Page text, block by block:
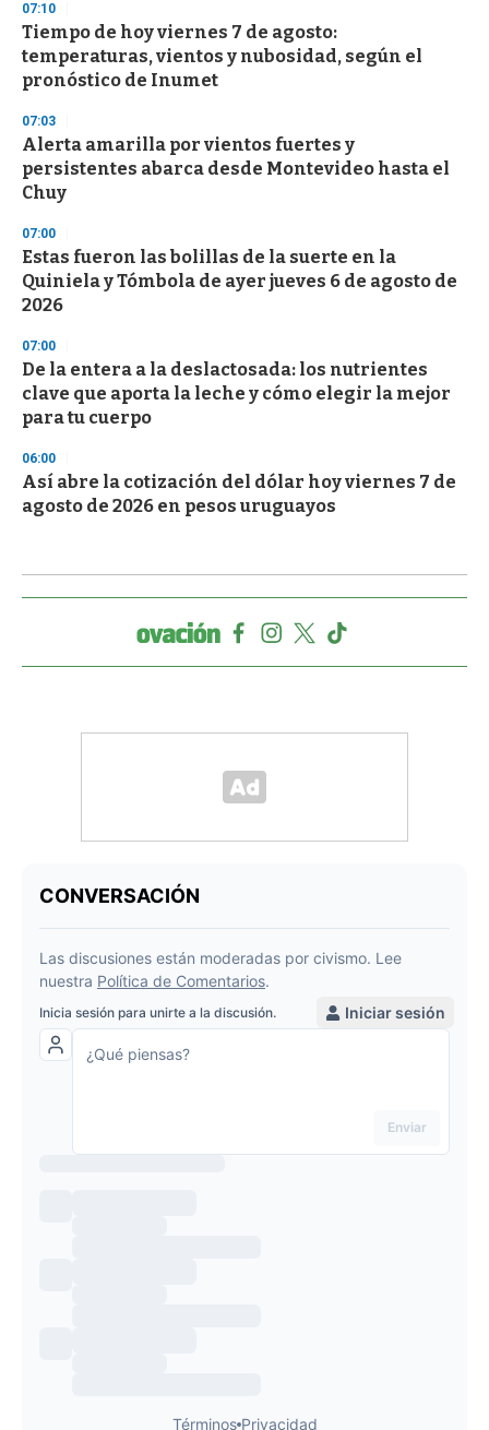
07:10
Tiempo de hoy viernes 7 de agosto:
temperaturas, vientos y nubosidad, según el
pronóstico de Inumet
07:03
Alerta amarilla por vientos fuertes y
persistentes abarca desde Montevideo hasta el
Chuy
07:00
Estas fueron las bolillas de la suerte en la
Quiniela y Tómbola de ayer jueves 6 de agosto de
2026
07:00
De la entera a la deslactosada: los nutrientes
clave que aporta la leche y cómo elegir la mejor
para tu cuerpo
06:00
Así abre la cotización del dólar hoy viernes 7 de
agosto de 2026 en pesos uruguayos